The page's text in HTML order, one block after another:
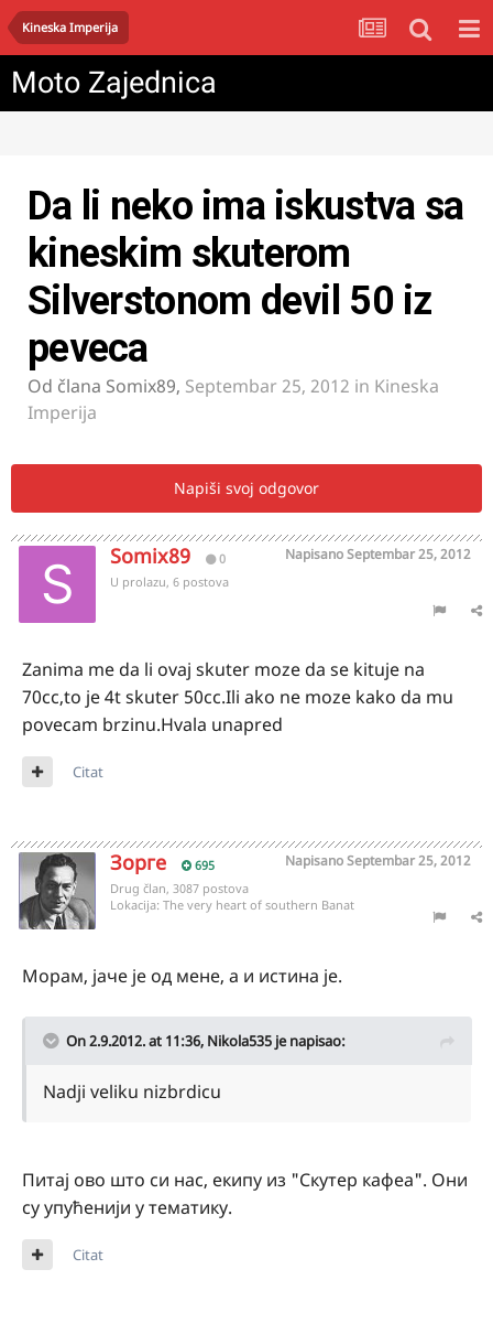
Kineska Imperija
Moto Zajednica
Da li neko ima iskustva sa
kineskim skuterom
Silverstonom devil 50 iz
peveca
Od člana Somix89, Septembar 25, 2012 in Kineska
Imperija
Napiši svoj odgovor
Somix89 0 NapisanoSeptembar 25, 2012
U prolazu, 6 postova
Zanima me da li ovaj skuter moze da se kituje na
70cc,to je 4t skuter 50cc.Ili ako ne moze kako da mu
povecam brzinu.Hvala unapred
Citat
Зорге 695 NapisanoSeptembar 25, 2012
Drug član, 3087 postova
Lokacija: The very heart of southern Banat
Морам, јаче је од мене, а и истина је.
On 2.9.2012. at 11:36, Nikola535 je napisao:
Nadji veliku nizbrdicu
Питај ово што си нас, екипу из "Скутер кафеа". Они
су упућенији у тематику.
Citat